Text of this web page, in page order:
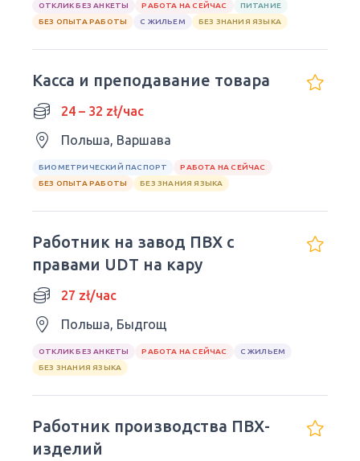
ОТКЛИК БЕЗ АНКЕТЫ РАБОТА НА СЕЙЧАС
ПИТАНИЕ
БЕЗ ОПЫТА РАБОТЫ
С ЖИЛЬЕМ БЕЗ ЗНАНИЯ ЯЗЫКА
Касса и преподавание товара
24 – 32 zł/час
Польша, Варшава
БИОМЕТРИЧЕСКИЙ ПАСПОРТ
РАБОТА НА СЕЙЧАС
БЕЗ ОПЫТА РАБОТЫ
БЕЗ ЗНАНИЯ ЯЗЫКА
Работник на завод ПВХ с
правами UDT на кару
27 zł/час
Польша, Быдгощ
ОТКЛИК БЕЗ АНКЕТЫ РАБОТА НА СЕЙЧАС
С ЖИЛЬЕМ
БЕЗ ЗНАНИЯ ЯЗЫКА
Работник производства ПВХ-
изделий